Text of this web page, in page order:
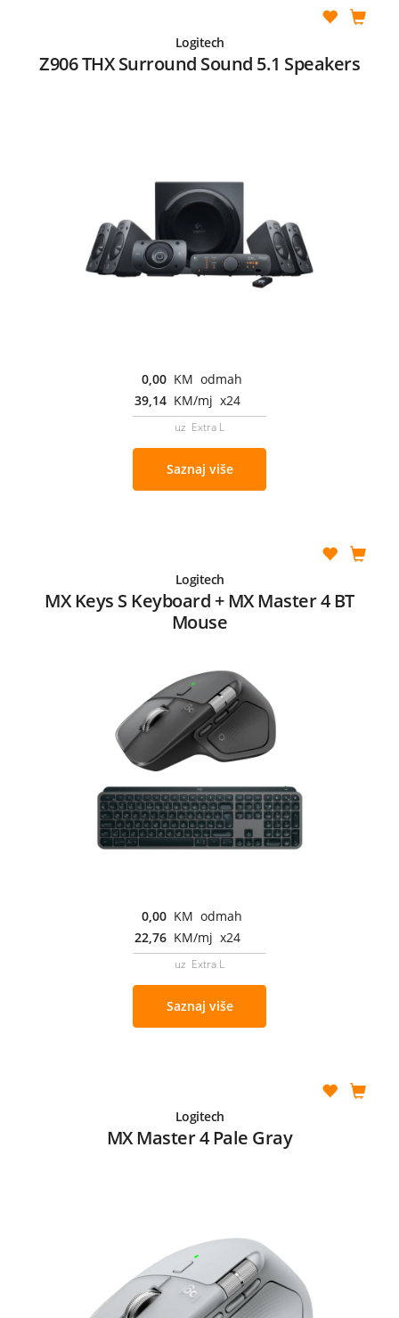
Logitech
Z906 THX Surround Sound 5.1 Speakers
0,00 KM odmah
39,14 KM/mj x24
uz Extra L
Saznaj više
Logitech
MX Keys S Keyboard + MX Master 4 BT
Mouse
0,00 KM odmah
22,76 KM/mj x24
uz Extra L
Saznaj više
Logitech
MX Master 4 Pale Gray